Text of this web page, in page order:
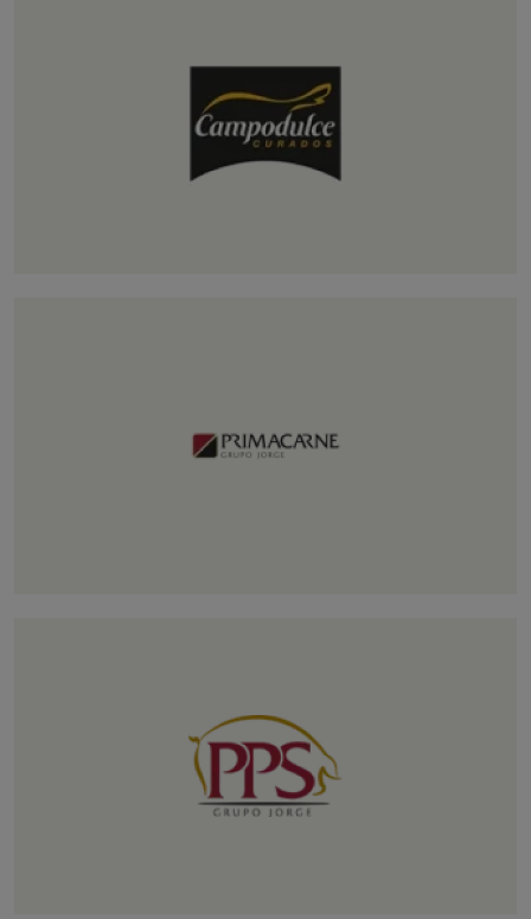
Nuestra empresa especializada en el
despiece, el procesado y el envasado de
carne porcina.
ibérico.
Nuestras salas de despiece especializadas
en cerdas progenitoras.